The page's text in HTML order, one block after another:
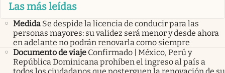
Las más leídas
Medida Se despide la licencia de conducir para las
personas mayores: su validez será menor y desde ahora
en adelante no podrán renovarla como siempre
Documento de viaje Confirmado | México, Perú y
República Dominicana prohíben el ingreso al país a